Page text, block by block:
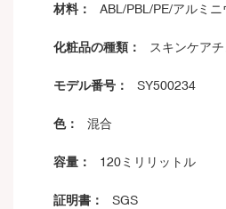
材料：
ABL/PBL/PE/アルミニ
化粧品の種類： スキンケア
モデル番号： SY500234
色： 混合
容量： 120ミリリットル
証明書： SGS